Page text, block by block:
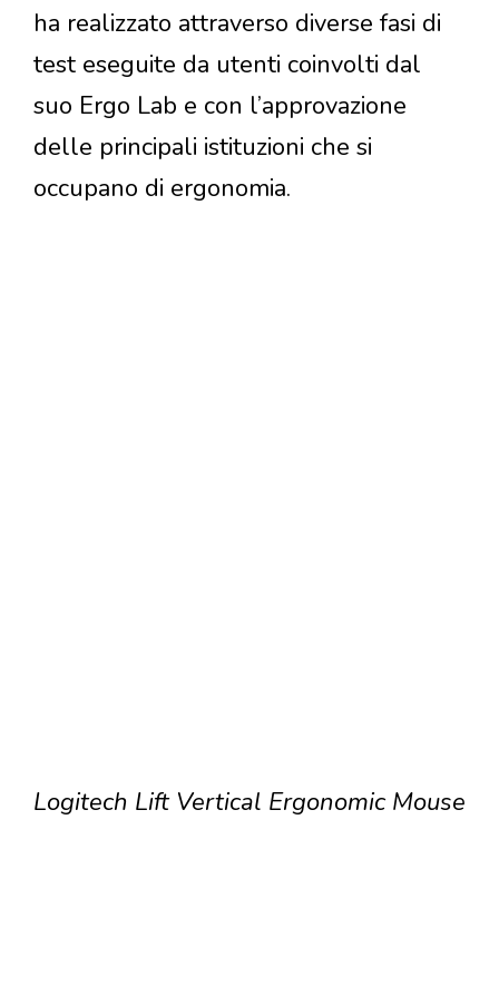
ha realizzato attraverso diverse fasi di
test eseguite da utenti coinvolti dal
suo Ergo Lab e con l’approvazione
delle principali istituzioni che si
occupano di ergonomia.
Logitech Lift Vertical Ergonomic Mouse